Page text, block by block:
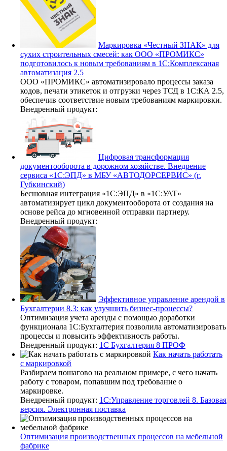
Маркировка «Честный ЗНАК» для
сухих строительных смесей: как ООО «ПРОМИКС»
подготовилось к новым требованиям в 1С:Комплексаная
автоматизация 2.5
ООО «ПРОМИКС» автоматизировало процессы заказа
кодов, печати этикеток и отгрузки через ТСД в 1С:КА 2.5,
обеспечив соответствие новым требованиям маркировки.
Внедренный продукт:
Цифровая трансформация
документооборота в дорожном хозяйстве. Внедрение
сервиса «1С:ЭПД» в МБУ «АВТОДОРСЕРВИС» (г.
Губкинский)
Бесшовная интеграция «1С:ЭПД» в «1С:УАТ»
автоматизирует цикл документооборота от создания на
основе рейса до мгновенной отправки партнеру.
Внедренный продукт:
Эффективное управление арендой в
Бухгалтерии 8.3: как улучшить бизнес-процессы?
Оптимизация учета аренды с помощью доработки
функционала 1С:Бухгалтерия позволила автоматизировать
процессы и повысить эффективность работы.
Внедренный продукт: 1С Бухгалтерия 8 ПРОФ
Как начать работать
с маркировкой
Разбираем пошагово на реальном примере, с чего начать
работу с товаром, попавшим под требование о
маркировке.
Внедренный продукт: 1С:Управление торговлей 8. Базовая
версия. Электронная поставка
Оптимизация производственных процессов на мебельной
фабрике